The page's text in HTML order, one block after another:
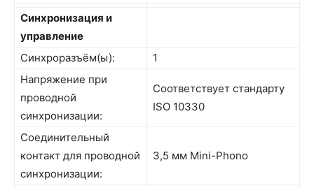
Синхронизация и
управление
Синхроразъём(ы):
1
Напряжение при
проводной
синхронизации:
Соответствует стандарту
ISO 10330
Соединительный
контакт для проводной
синхронизации:
3,5 мм Mini-Phono